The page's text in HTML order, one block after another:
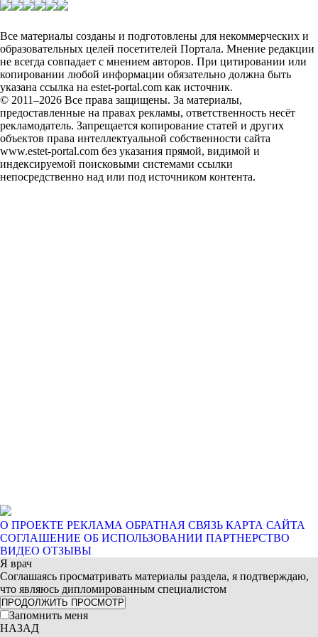
Все материалы созданы и подготовлены для некоммерческих и
образовательных целей посетителей Портала. Мнение редакции
не всегда совпадает с мнением авторов. При цитировании или
копировании любой информации обязательно должна быть
указана ссылка на estet-portal.com как источник.
© 2011–2026 Все права защищены. За материалы,
предоставленные на правах рекламы, ответственность несёт
рекламодатель. Запрещается копирование статей и других
объектов права интеллектуальной собственности сайта
www.estet-portal.com без указания прямой, видимой и
индексируемой поисковыми системами ссылки
непосредственно над или под источником контента.
О ПРОЕКТЕ РЕКЛАМА ОБРАТНАЯ СВЯЗЬ КАРТА САЙТА
СОГЛАШЕНИЕ ОБ ИСПОЛЬЗОВАНИИ ПАРТНЕРСТВО
ВИДЕО ОТЗЫВЫ
Я врач
Соглашаясь просматривать материалы раздела, я подтверждаю,
что являюсь дипломированным специалистом
ПРОДОЛЖИТЬ ПРОСМОТР
Запомнить меня
НАЗАД